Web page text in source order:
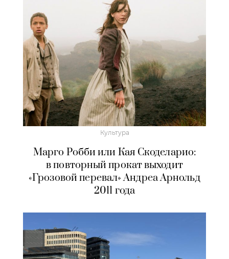
Культура
Марго Робби или Кая Скоделарио:
в повторный прокат выходит
«Грозовой перевал» Андреа Арнольд
2011 года